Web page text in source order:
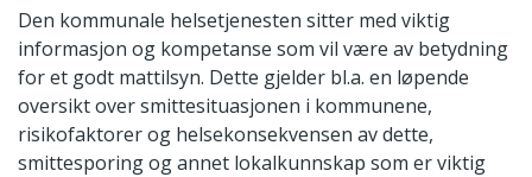
Den kommunale helsetjenesten sitter med viktig
informasjon og kompetanse som vil være av betydning
for et godt mattilsyn. Dette gjelder bl.a. en løpende
oversikt over smittesituasjonen i kommunene,
risikofaktorer og helsekonsekvensen av dette,
smittesporing og annet lokalkunnskap som er viktig